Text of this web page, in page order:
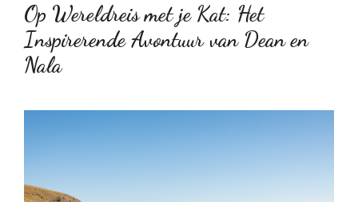
Op Wereldreis met je Kat: Het
Inspirerende Avontuur van Dean en
Nala